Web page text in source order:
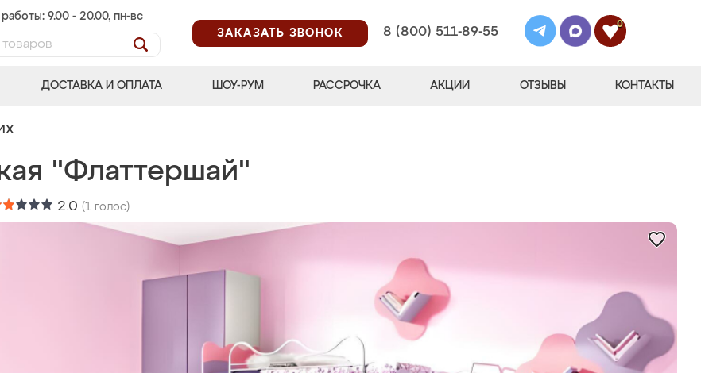
работы: 9.00 - 20.00, пн-вс
ЗАКАЗАТЬ ЗВОНОК
8 (800) 511-89-55
0
ДОСТАВКА И ОПЛАТА ШОУ-РУМ РАССРОЧКА АКЦИИ ОТЗЫВЫ КОНТАКТЫ
"Флаттершай"
2.0 (1 голос)